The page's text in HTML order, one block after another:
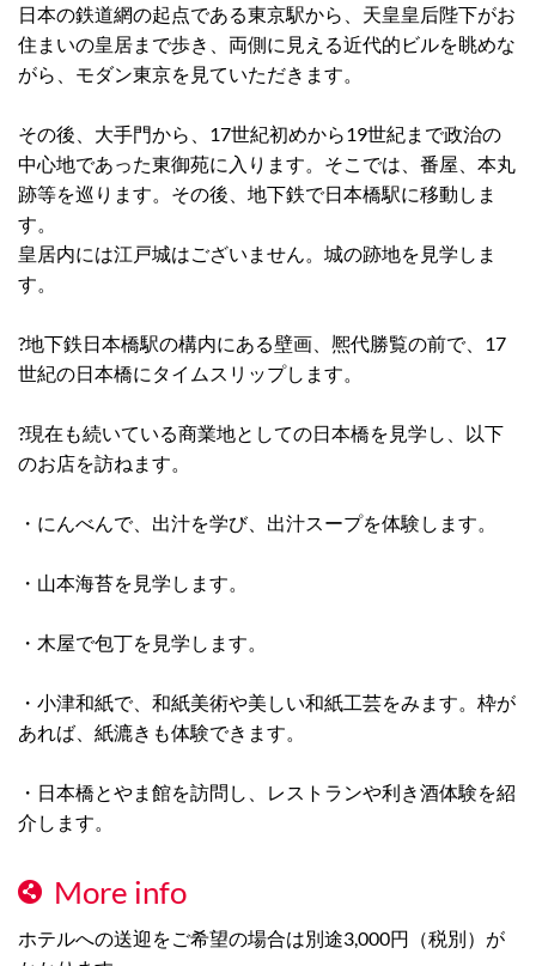
日本の鉄道網の起点である東京駅から、天皇皇后陛下がお
住まいの皇居まで歩き、両側に見える近代的ビルを眺めな
がら、モダン東京を見ていただきます。
その後、大手門から、17世紀初めから19世紀まで政治の
中心地であった東御苑に入ります。そこでは、番屋、本丸
跡等を巡ります。その後、地下鉄で日本橋駅に移動しま
す。
皇居内には江戸城はございません。城の跡地を見学しま
す。
?地下鉄日本橋駅の構内にある壁画、熈代勝覧の前で、17
世紀の日本橋にタイムスリップします。
?現在も続いている商業地としての日本橋を見学し、以下
のお店を訪ねます。
・にんべんで、出汁を学び、出汁スープを体験します。
・山本海苔を見学します。
・木屋で包丁を見学します。
・小津和紙で、和紙美術や美しい和紙工芸をみます。枠が
あれば、紙漉きも体験できます。
・日本橋とやま館を訪問し、レストランや利き酒体験を紹
介します。
More info
ホテルへの送迎をご希望の場合は別途3,000円（税別）が